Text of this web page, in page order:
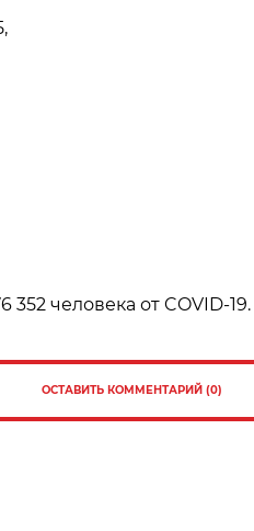
человека от COVID-19.
ОСТАВИТЬ КОММЕНТАРИЙ (0)